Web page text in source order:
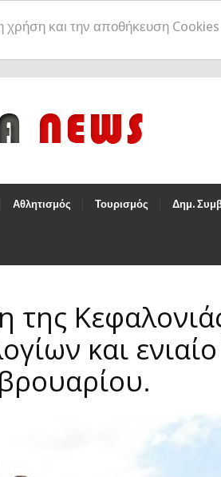
χρήση και την αποθήκευση
Αθλητισμός Τουρισμός Δημ.
της
και